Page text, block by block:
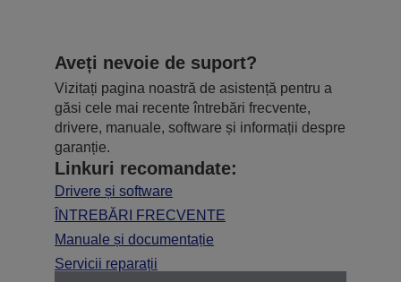
Aveți nevoie de suport?
Vizitați pagina noastră de asistență pentru a
găsi cele mai recente întrebări frecvente,
drivere, manuale, software și informații despre
garanție.
Linkuri recomandate:
Drivere și software
ÎNTREBĂRI FRECVENTE
Manuale și documentație
Servicii reparații